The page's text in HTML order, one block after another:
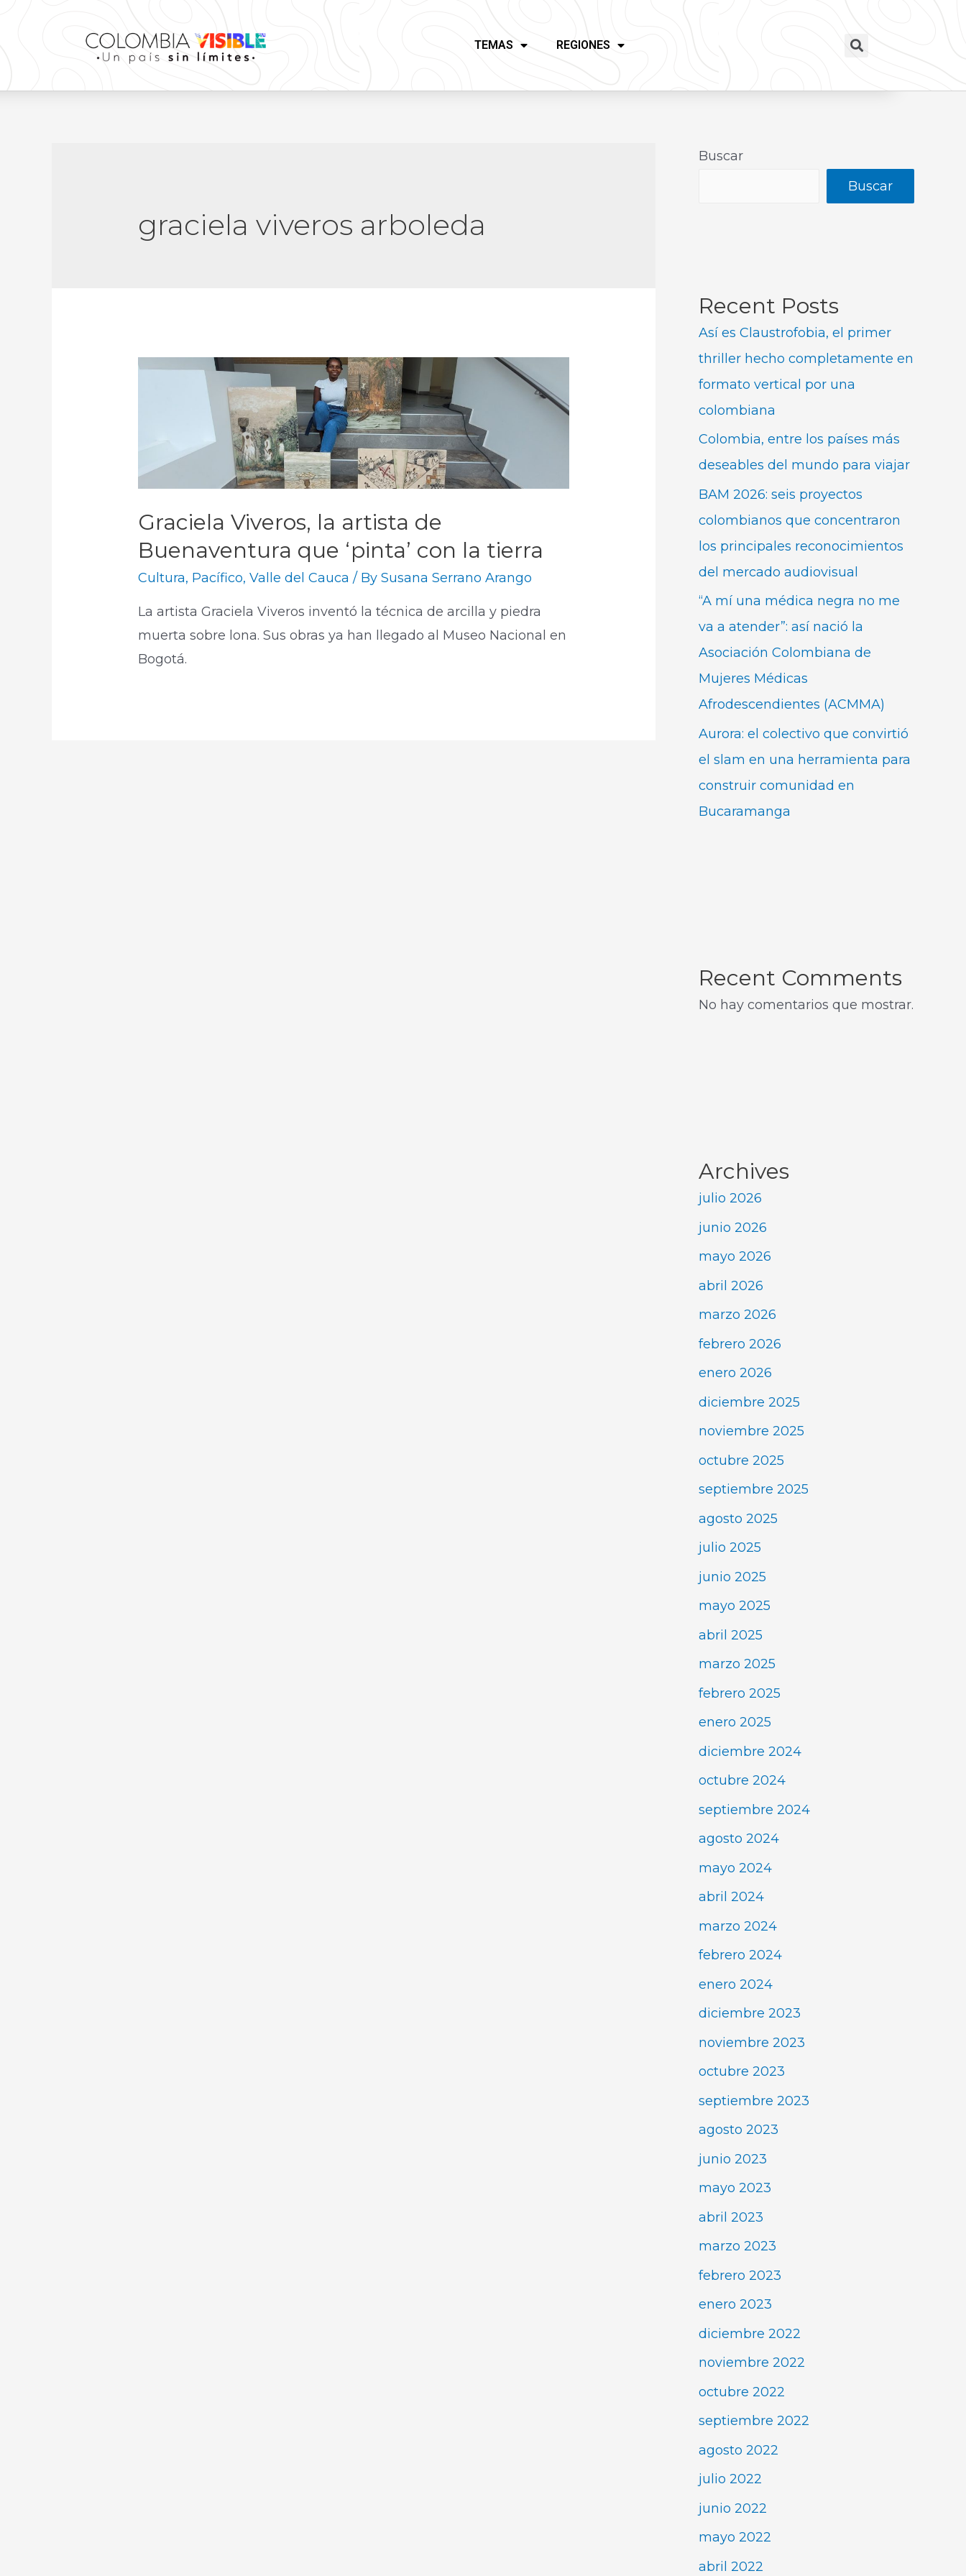
TEMAS REGIONES
graciela viveros arboleda
Graciela Viveros, la artista de
Buenaventura que ‘pinta’ con la tierra
Cultura, Pacífico,Valle del Cauca / BySusana Serrano Arango
La artista Graciela Viveros inventó la técnica de arcilla y piedra
muerta sobre lona. Sus obras ya han llegado al Museo Nacional en
Bogotá.
Buscar
Buscar
Recent Posts
Así es Claustrofobia, el primer
thriller hecho completamente en
formato vertical por una
colombiana
Colombia, entre los países más
deseables del mundo para viajar
BAM 2026: seis proyectos
colombianos que concentraron
los principales reconocimientos
del mercado audiovisual
“A mí una médica negra no me
va a atender”: así nació la
Asociación Colombiana de
Mujeres Médicas
Afrodescendientes (ACMMA)
Aurora: el colectivo que convirtió
el slam en una herramienta para
construir comunidad en
Bucaramanga
Recent Comments
No hay comentarios que mostrar.
Archives
julio 2026
junio 2026
mayo 2026
abril 2026
marzo 2026
febrero 2026
enero 2026
diciembre 2025
noviembre 2025
octubre 2025
septiembre 2025
agosto 2025
julio 2025
junio 2025
mayo 2025
abril 2025
marzo 2025
febrero 2025
enero 2025
diciembre 2024
octubre 2024
septiembre 2024
agosto 2024
mayo 2024
abril 2024
marzo 2024
febrero 2024
enero 2024
diciembre 2023
noviembre 2023
octubre 2023
septiembre 2023
agosto 2023
junio 2023
mayo 2023
abril 2023
marzo 2023
febrero 2023
enero 2023
diciembre 2022
noviembre 2022
octubre 2022
septiembre 2022
agosto 2022
julio 2022
junio 2022
mayo 2022
abril 2022